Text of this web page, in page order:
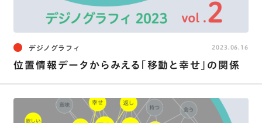
デジノグラフィ
位置情報データからみえる｢移動と幸せ｣の関係
2023.06.16